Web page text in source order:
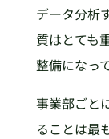
データ分析
質はとても
整備になっ
事業部ごと
ることは最